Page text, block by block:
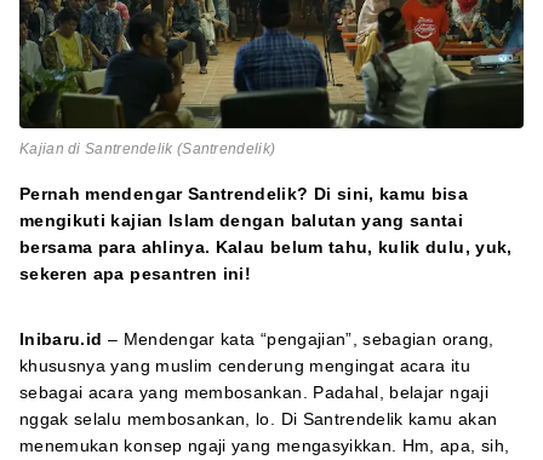
Kajian di Santrendelik (Santrendelik)
Pernah mendengar Santrendelik? Di sini, kamu bisa
mengikuti kajian Islam dengan balutan yang santai
bersama para ahlinya. Kalau belum tahu, kulik dulu, yuk,
sekeren apa pesantren ini!
Inibaru.id – Mendengar kata “pengajian”, sebagian orang,
khususnya yang muslim cenderung mengingat acara itu
sebagai acara yang membosankan. Padahal, belajar ngaji
nggak selalu membosankan, lo. Di Santrendelik kamu akan
menemukan konsep ngaji yang mengasyikkan. Hm, apa, sih,